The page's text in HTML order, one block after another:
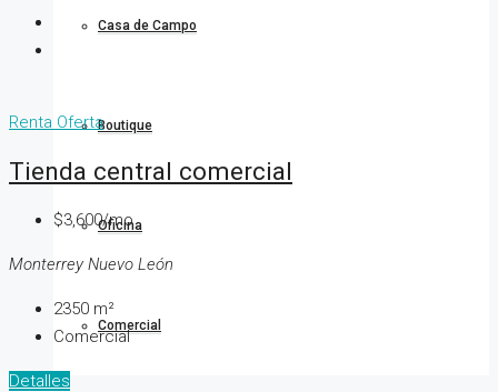
Casa de Campo
Boutique
Oficina
Comercial
Renta Oferta
Tienda central comercial
$3,600/mo
Monterrey Nuevo León
2350 m²
Comercial
Detalles